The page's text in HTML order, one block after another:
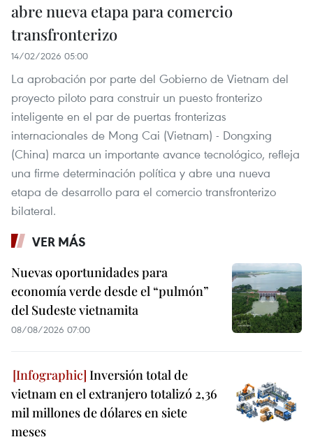
abre nueva etapa para comercio
transfronterizo
14/02/2026 05:00
La aprobación por parte del Gobierno de Vietnam del
proyecto piloto para construir un puesto fronterizo
inteligente en el par de puertas fronterizas
internacionales de Mong Cai (Vietnam) - Dongxing
(China) marca un importante avance tecnológico, refleja
una firme determinación política y abre una nueva
etapa de desarrollo para el comercio transfronterizo
bilateral.
VER MÁS
Nuevas oportunidades para
economía verde desde el “pulmón”
del Sudeste vietnamita
08/08/2026 07:00
Inversión total de
vietnam en el extranjero totalizó 2,36
mil millones de dólares en siete
meses